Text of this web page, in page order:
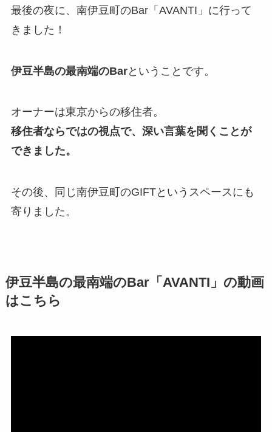
最後の夜に、南伊豆町のBar「AVANTI」に行って
きました！
伊豆半島の最南端のBarということです。
オーナーは東京からの移住者。
移住者ならではの視点で、深い言葉を聞くことが
できました。
その後、同じ南伊豆町のGIFTというスペースにも
寄りました。
伊豆半島の最南端のBar「AVANTI」の動画
はこちら